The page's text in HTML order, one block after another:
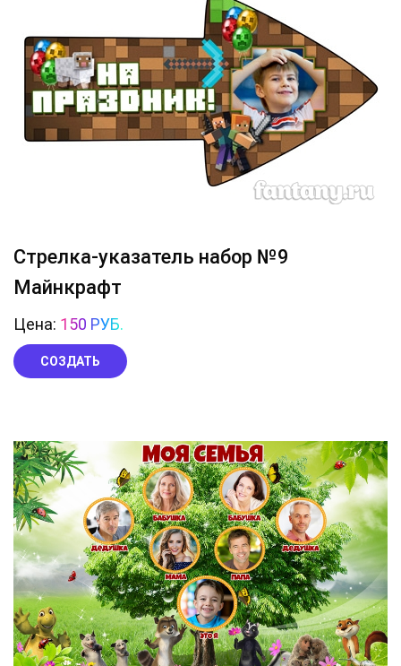
Стрелка-указатель набор №9
Майнкрафт
Цена: 150 РУБ.
СОЗДАТЬ